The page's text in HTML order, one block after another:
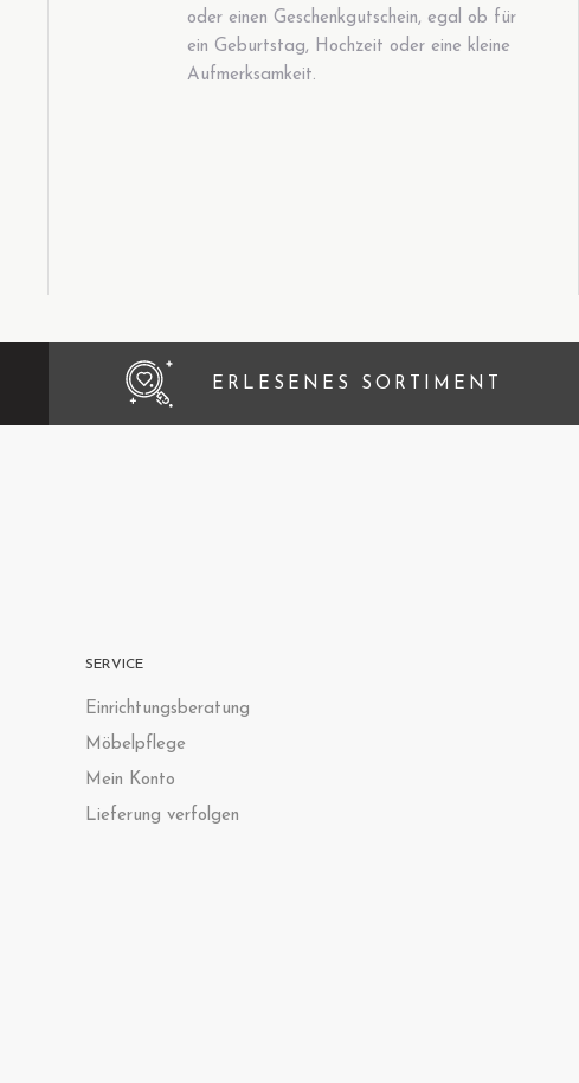
oder einen Geschenkgutschein, egal ob für
ein Geburtstag, Hochzeit oder eine kleine
Aufmerksamkeit.
ERLESENES SORTIMENT
SERVICE
Einrichtungsberatung
Möbelpflege
Mein Konto
Lieferung verfolgen